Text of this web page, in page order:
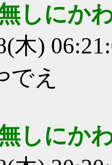
しにか
木)
でえ
しにか